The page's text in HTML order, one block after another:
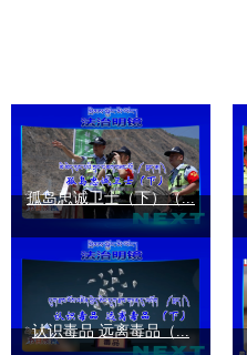
孤岛忠诚卫士（下）（...
认识毒品 远离毒品（...